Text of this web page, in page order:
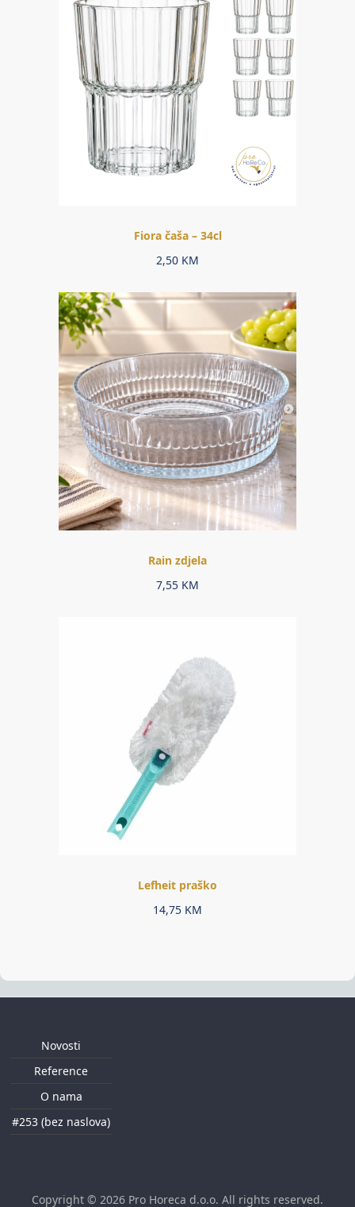
Fiora čaša – 34cl
2,50 KM
Rain zdjela
7,55 KM
Lefheit praško
14,75 KM
Novosti
Reference
O nama
#253 (bez naslova)
Copyright © 2026 Pro Horeca d.o.o. All rights reserved.